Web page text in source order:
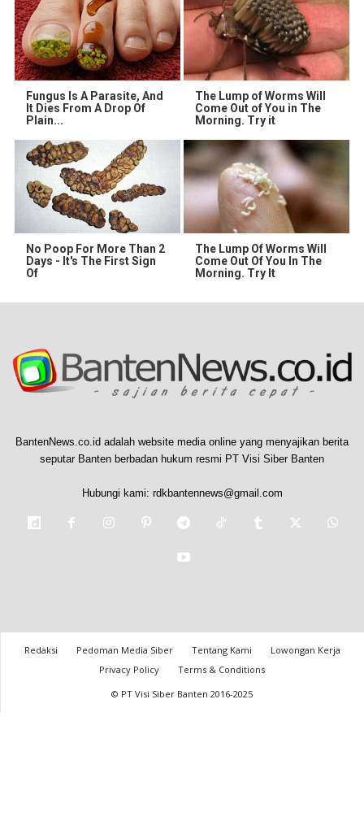
Fungus Is A Parasite, And
It Dies From A Drop Of
Plain...
The Lump of Worms Will
Come Out of You in The
Morning. Try it
No Poop For More Than 2
Days - It's The First Sign
Of
The Lump Of Worms Will
Come Out Of You In The
Morning. Try It
BantenNews.co.id adalah website media online yang menyajikan berita
seputar Banten berbadan hukum resmi PT Visi Siber Banten
Hubungi kami: rdkbantennews@gmail.com
Redaksi Pedoman Media Siber Tentang Kami
Lowongan Kerja
Privacy Policy
Terms & Conditions
© PT Visi Siber Banten 2016-2025